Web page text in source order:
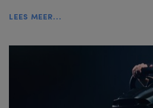
LEES MEER...